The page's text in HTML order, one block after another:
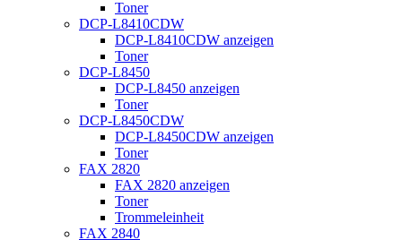
Toner
DCP-L8410CDW
DCP-L8410CDW anzeigen
Toner
DCP-L8450
DCP-L8450 anzeigen
Toner
DCP-L8450CDW
DCP-L8450CDW anzeigen
Toner
FAX 2820
FAX 2820 anzeigen
Toner
Trommeleinheit
FAX 2840